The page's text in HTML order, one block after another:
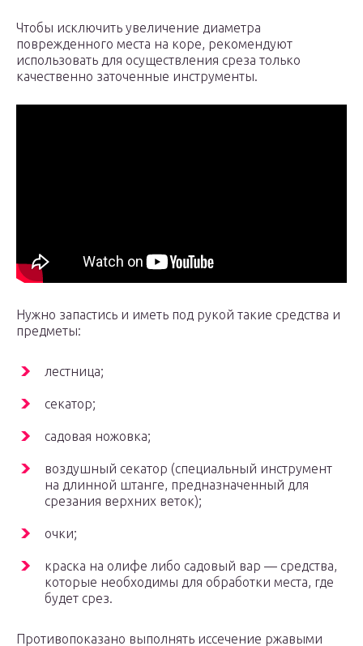
Чтобы исключить увеличение диаметра
поврежденного места на коре, рекомендуют
использовать для осуществления среза только
качественно заточенные инструменты.
Нужно запастись и иметь под рукой такие средства и
предметы:
лестница;
секатор;
садовая ножовка;
воздушный секатор (специальный инструмент
на длинной штанге, предназначенный для
срезания верхних веток);
очки;
краска на олифе либо садовый вар — средства,
которые необходимы для обработки места, где
будет срез.
Противопоказано выполнять иссечение ржавыми